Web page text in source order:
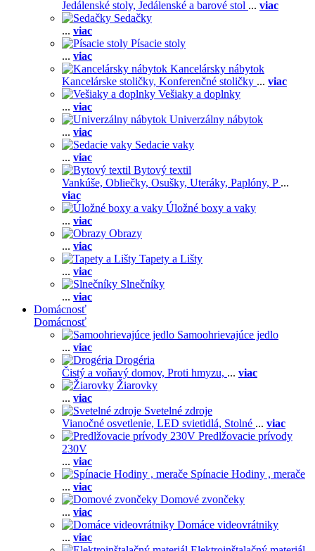
Jedálenské stoly, Jedálenské a barové stol ... viac
Sedačky
... viac
Písacie stoly
... viac
Kancelársky nábytok
Kancelárske stoličky, Konferenčné stoličky ... viac
Vešiaky a doplnky
... viac
Univerzálny nábytok
... viac
Sedacie vaky
... viac
Bytový textil
Vankúše, Obliečky, Osušky, Uteráky, Paplóny, P ...
viac
Úložné boxy a vaky
... viac
Obrazy
... viac
Tapety a Lišty
... viac
Slnečníky
... viac
Domácnosť
Domácnosť
Samoohrievajúce jedlo
... viac
Drogéria
Čistý a voňavý domov, Proti hmyzu, ... viac
Žiarovky
... viac
Svetelné zdroje
Vianočné osvetlenie, LED svietidlá, Stolné ... viac
Predlžovacie prívody
230V
... viac
Spínacie Hodiny , merače
... viac
Domové zvončeky
... viac
Domáce videovrátniky
... viac